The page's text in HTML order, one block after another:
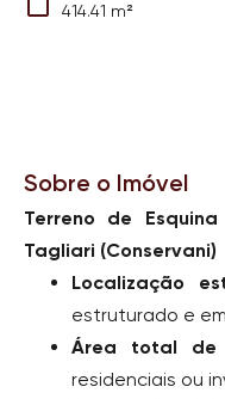
414.41 m²
Sobre o Imóvel
Terreno de
Tagliari (Conservani)
Localização
estruturado e
Área total de
residenciais ou